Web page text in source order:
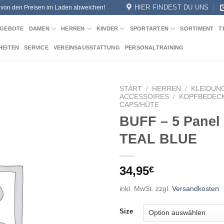
den Preisen im Laden abweichen! HIER FINDEST DU UNS
DAMEN HERREN KINDER SPORTARTEN SORTIMENT
SERVICE VEREINSAUSSTATTUNG PERSONALTRAINING
START / HERREN /
ACCESSOIRES /
CAPS/HÜTE
BUFF – 5
TEAL BLUE
34,95€
inkl. MwSt. zzgl. Versandkosten
Size